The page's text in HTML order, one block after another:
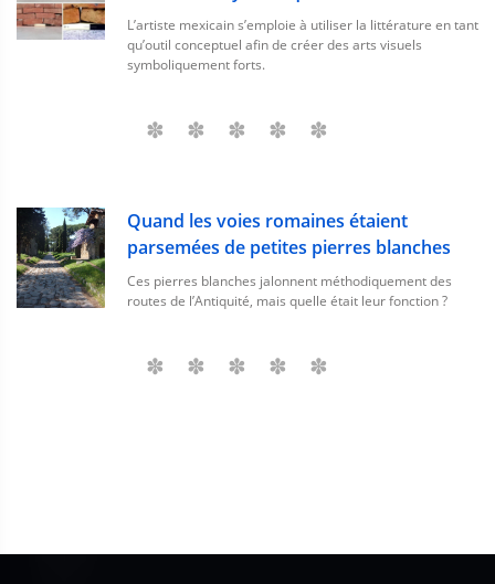
L’artiste mexicain s’emploie à utiliser la littérature en tant
qu’outil conceptuel afin de créer des arts visuels
symboliquement forts.
Quand les voies romaines étaient
parsemées de petites pierres blanches
Ces pierres blanches jalonnent méthodiquement des
routes de l’Antiquité, mais quelle était leur fonction ?